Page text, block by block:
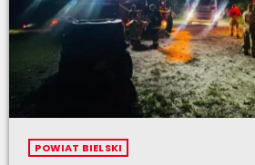
POWIAT BIELSKI